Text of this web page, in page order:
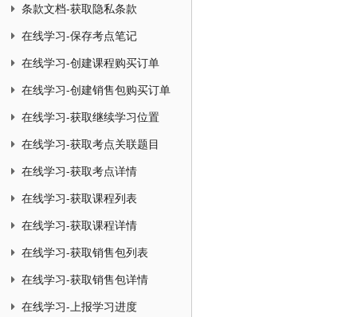
条款文档-获取隐私条款
在线学习-保存考点笔记
在线学习-创建课程购买订单
在线学习-创建销售包购买订单
在线学习-获取继续学习位置
在线学习-获取考点关联题目
在线学习-获取考点详情
在线学习-获取课程列表
在线学习-获取课程详情
在线学习-获取销售包列表
在线学习-获取销售包详情
在线学习-上报学习进度